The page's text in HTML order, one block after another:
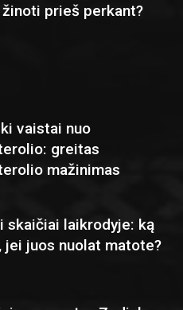
prieš perkant?
vaistai nuo
greitas
mažinimas
skaičiai laikrodyje: ką
jei juos nuolat matote?